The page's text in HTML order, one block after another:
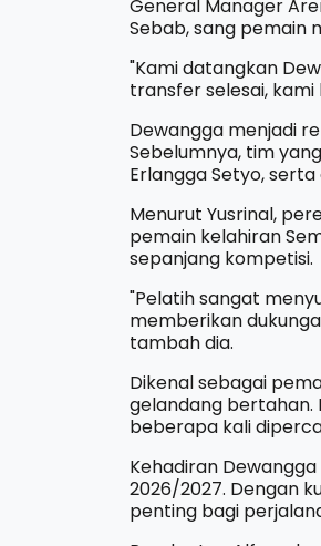
General Manager
Sebab, sang pemain
"Kami datangkan
transfer selesai, kami
Dewangga menjadi
Sebelumnya, tim
Erlangga Setyo,
Menurut Yusrinal,
pemain kelahiran
sepanjang kompetisi.
"Pelatih sangat
memberikan
tambah dia.
Dikenal sebagai
gelandang bertahan.
beberapa kali
Kehadiran
2026/2027. Dengan
penting bagi